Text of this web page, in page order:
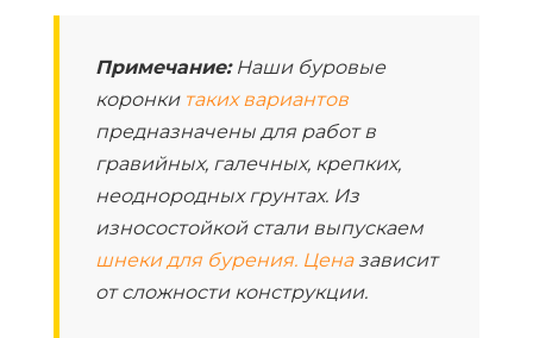
Примечание:Наши буровые
коронки таких вариантов
предназначены для работ в
гравийных, галечных, крепких,
неоднородных грунтах. Из
износостойкой стали выпускаем
шнеки для бурения. Ценазависит
от сложности конструкции.